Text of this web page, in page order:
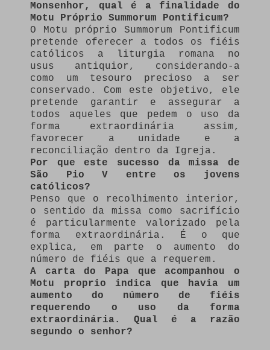
Monsenhor, qual é a finalidade do
Motu Próprio Summorum Pontificum?
O Motu próprio Summorum Pontificum
pretende oferecer a todos os fiéis
católicos a liturgia romana no
usus antiquior, considerando-a
como um tesouro precioso a ser
conservado. Com este objetivo, ele
pretende garantir e assegurar a
todos aqueles que pedem o uso da
forma extraordinária assim,
favorecer a unidade e a
reconciliação dentro da Igreja.
Por que este sucesso da missa de
São Pio V entre os jovens
católicos?
Penso que o recolhimento interior,
o sentido da missa como sacrifício
é particularmente valorizado pela
forma extraordinária. É o que
explica, em parte o aumento do
número de fiéis que a requerem.
A carta do Papa que acompanhou o
Motu proprio indica que havia um
aumento do número de fiéis
requerendo o uso da forma
extraordinária. Qual é a razão
segundo o senhor?